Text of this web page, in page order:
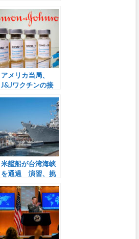
刻な英加独など
アメリカ当局、
J&Jワクチンの接
米艦船が台湾海峡
を通過 演習、挑
国と一触即発に